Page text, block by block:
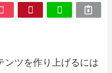
ンツを作り上げるには